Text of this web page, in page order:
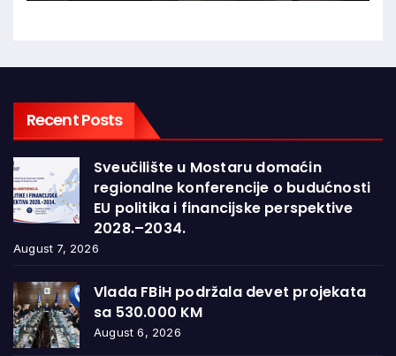
Recent Posts
Sveučilište u Mostaru domaćin
regionalne konferencije o budućnosti
EU politika i financijske perspektive
2028.–2034.
August 7, 2026
Vlada FBiH podržala devet projekata
sa 530.000 KM
August 6, 2026